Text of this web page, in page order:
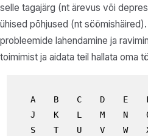
selle tagajärg (nt ärevus või
ühised põhjused (nt
probleemide lahendamine ja
toimimist ja aidata teil hallata oma
A B C D E
J
K L M N
S
T U V W